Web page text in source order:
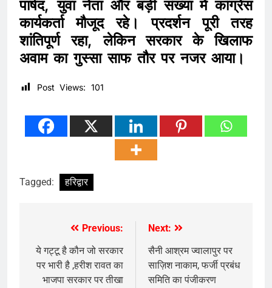
पार्षद, युवा नेता और बड़ी संख्या में कांग्रेस
कार्यकर्ता मौजूद रहे। प्रदर्शन पूरी तरह
शांतिपूर्ण रहा, लेकिन सरकार के खिलाफ
अवाम का गुस्सा साफ तौर पर नजर आया।
Post Views: 101
Tagged: हरिद्वार
navigation
Previous:
ये गट्टू है कौन जो सरकार
पर भारी है ,हरीश रावत का
भाजपा सरकार पर तीखा
Next:
सैनी आश्रम ज्वालापुर पर
साज़िश नाकाम, फर्जी प्रबंध
समिति का पंजीकरण